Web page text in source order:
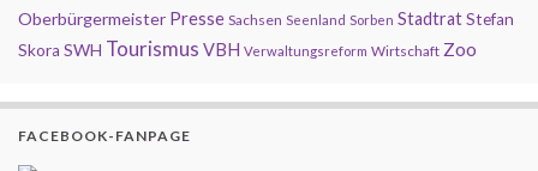
Oberbürgermeister Presse Sachsen Seenland Sorben StadtratStefan
Skora SWH Tourismus VBH Verwaltungsreform Wirtschaft Zoo
FACEBOOK-FANPAGE